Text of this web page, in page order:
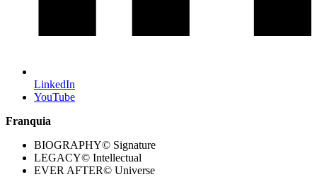
LinkedIn
YouTube
Franquia
BIOGRAPHY© Signature
LEGACY© Intellectual
EVER AFTER© Universe